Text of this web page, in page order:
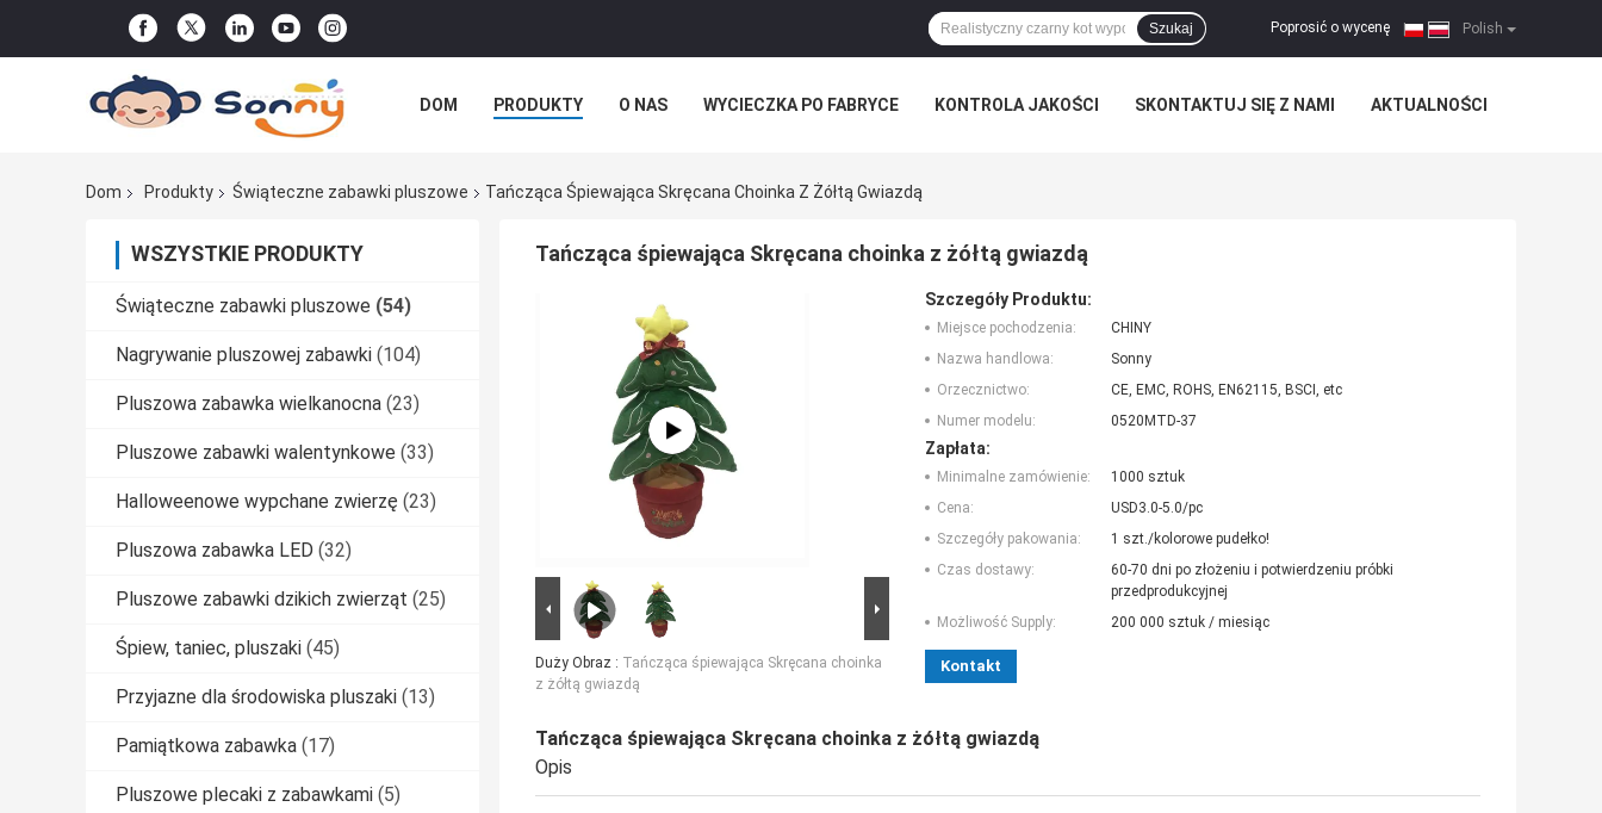
Polish
Poprosić o wycenę |
Szukaj
DOM PRODUKTY O NAS WYCIECZKA PO FABRYCE KONTROLA JAKOŚCI SKONTAKTUJ SIĘ Z NAMI AKTUALNOŚCI
Dom
Produkty Świąteczne zabawki pluszowe Tańcząca Śpiewająca Skręcana Choinka Z Żółtą Gwiazdą
WSZYSTKIE PRODUKTY
Świąteczne zabawki pluszowe (54)
Nagrywanie pluszowej zabawki (104)
Pluszowa zabawka wielkanocna (23)
Pluszowe zabawki walentynkowe (33)
Halloweenowe wypchane zwierzę (23)
Pluszowa zabawka LED (32)
Pluszowe zabawki dzikich zwierząt (25)
Śpiew, taniec, pluszaki (45)
Przyjazne dla środowiska pluszaki (13)
Pamiątkowa zabawka (17)
Pluszowe plecaki z zabawkami (5)
Tańcząca śpiewająca Skręcana choinka z żółtą gwiazdą
Duży Obraz : Tańcząca śpiewająca Skręcana choinka
z żółtą gwiazdą
Szczegóły Produktu:
Miejsce pochodzenia:
CHINY
Nazwa handlowa:
Sonny
Orzecznictwo:
CE, EMC, ROHS, EN62115, BSCI, etc
Numer modelu:
0520MTD-37
Zapłata:
Minimalne zamówienie:
1000 sztuk
Cena:
USD3.0-5.0/pc
Szczegóły pakowania:
1 szt./kolorowe pudełko!
Czas dostawy:
60-70 dni po złożeniu i potwierdzeniu próbki
przedprodukcyjnej
Możliwość Supply:
200 000 sztuk / miesiąc
Kontakt
Tańcząca śpiewająca Skręcana choinka z żółtą gwiazdą
Opis